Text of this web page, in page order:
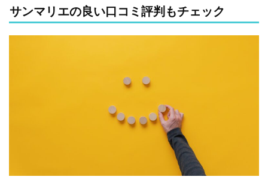
サンマリエの良い口コミ評判もチェック